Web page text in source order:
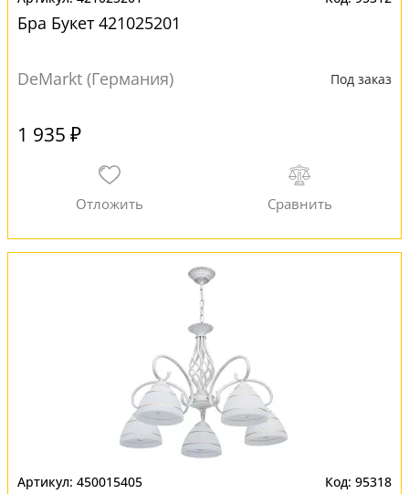
Бра Букет 421025201
DeMarkt (Германия) Под заказ
1 935 ₽
450015405 95318